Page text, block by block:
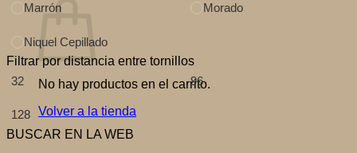
No hay productos en el carrito.
Volver a la tienda
Marrón Morado
Niquel Cepillado
Filtrar por distancia entre tornillos
32
96
128
BUSCAR EN LA WEB